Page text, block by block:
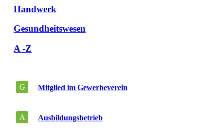
Handwerk
Gesundheitswesen
A -Z
G Mitglied im Gewerbeverein
A Ausbildungsbetrieb